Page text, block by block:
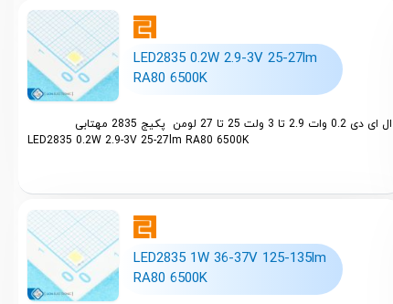
LED2835 0.2W 2.9-3V 25-27lm
RA80 6500K
ال ای دی 0.2 وات 2.9 تا 3 ولت 25 تا 27 لومن پکیج 2835 مهتابی
LED2835 0.2W 2.9-3V 25-27lm RA80 6500K
LED2835 1W 36-37V 125-135lm
RA80 6500K